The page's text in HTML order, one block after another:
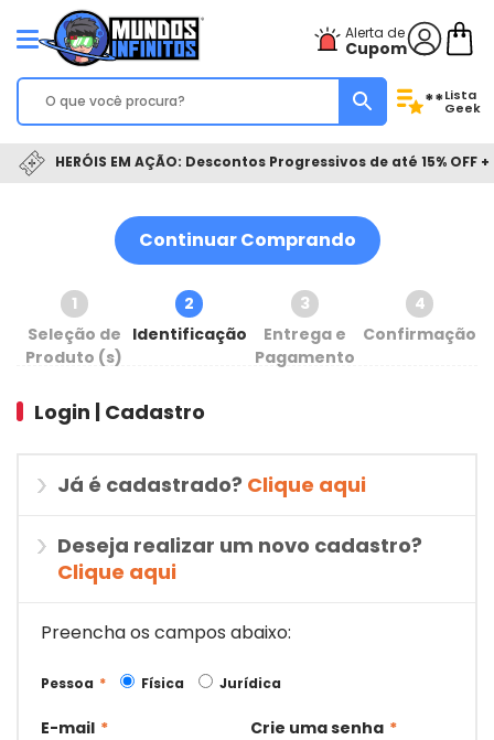
Alerta de
Cupom
**Lista
Geek
HERÓIS EM AÇÃO: Descontos Progressivos de até 15% OFF
Continuar Comprando
1
Seleção de
Produto (s)
2
Identificação
3
Entrega e
Pagamento
4
Confirmação
Login | Cadastro
Já é cadastrado? Clique aqui
Deseja realizar um novo cadastro?
Clique aqui
Preencha os campos abaixo:
Pessoa * Física Jurídica
E-mail * Crie uma senha *